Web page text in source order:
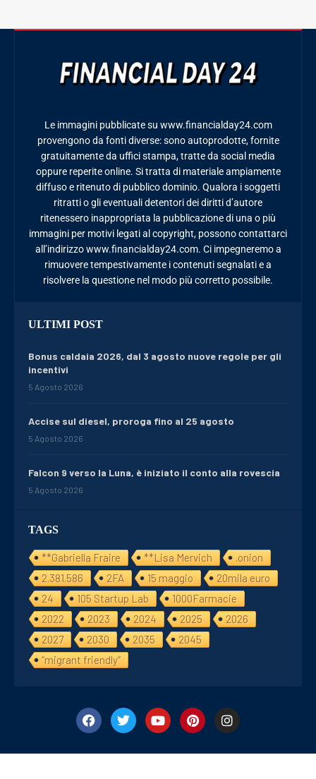
TAGS
**Gabriella Fraire **Lisa Mervich
.onion
2.381.586
2FA 15 maggio
20mila euro
24
105 Startup Lab
1000Farmacie
2022
2023 2024 2025
2026
2027
2030 2035
2045
“migrant friendly”
Le immagini pubblicate su www.financialday24.com
provengono da fonti diverse: sono autoprodotte, fornite
gratuitamente da uffici stampa, tratte da social media
oppure reperite online. Si tratta di materiale ampiamente
diffuso e ritenuto di pubblico dominio. Qualora i soggetti
ritratti o gli eventuali detentori dei diritti d’autore
ritenessero inappropriata la pubblicazione di una o più
immagini per motivi legati al copyright, possono contattarci
all’indirizzo www.financialday24.com. Ci impegneremo a
rimuovere tempestivamente i contenuti segnalati e a
risolvere la questione nel modo più corretto possibile.
ULTIMI POST
Bonus caldaia 2026, dal 3 agosto nuove regole per gli
incentivi
5 Agosto 2026
Accise sul diesel, proroga fino al 25 agosto
5 Agosto 2026
Falcon 9 verso la Luna, è iniziato il conto alla rovescia
5 Agosto 2026